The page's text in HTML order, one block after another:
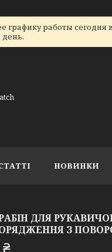
графику работы
НОВИНКИ
ДЛЯ
З